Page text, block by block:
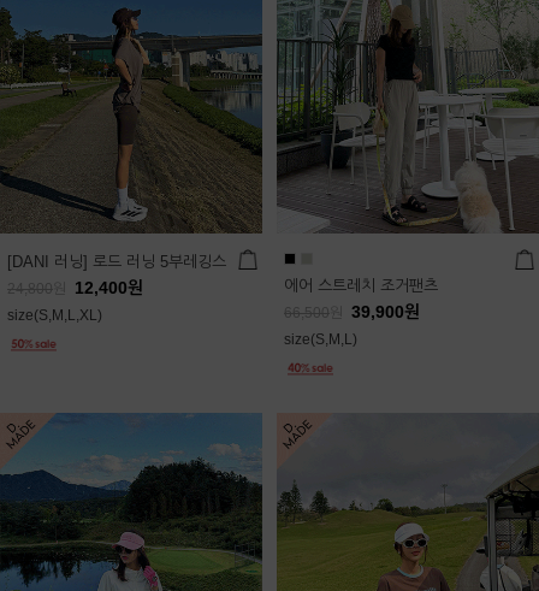
[DANI 러닝] 로드 러닝 5부레깅스
24,800 12,400원
size(S,M,L,XL)
에어 스트레치 조거팬츠
66,500 39,900원
size(S,M,L)